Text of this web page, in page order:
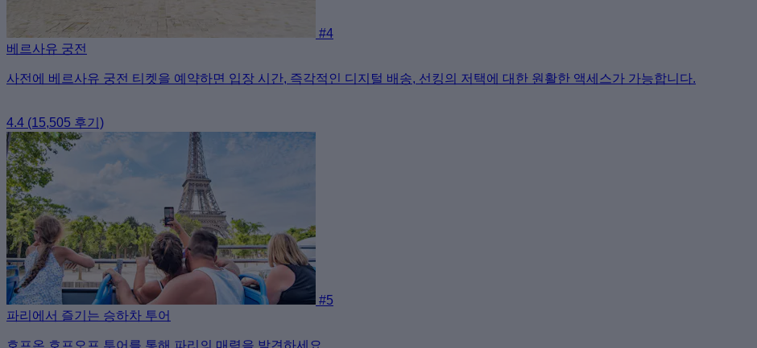
#4
베르사유 궁전
사전에 베르사유 궁전 티켓을 예약하면 입장 시간, 즉각적인 디지털 배송, 선킹의 저택에 대한 원활한 액세스가 가능합니다.
4.4 (15,505 후기)
#5
파리에서 즐기는 승하차 투어